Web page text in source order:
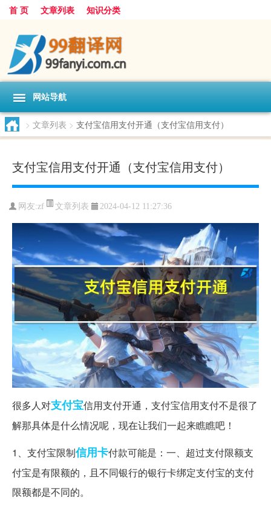
首 页 文章列表 知识分类
网站导航
> 文章列表 > 支付宝信用支付开通（支付宝信用支付）
支付宝信用支付开通（支付宝信用支付）
网友:zf 文章列表 2024-04-12 11:27:36
很多人对支付宝信用支付开通，支付宝信用支付不是很了
解那具体是什么情况呢，现在让我们一起来瞧瞧吧！
1、支付宝限制信用卡付款可能是：一、超过支付限额支
付宝是有限额的，且不同银行的银行卡绑定支付宝的支付
限额都是不同的。